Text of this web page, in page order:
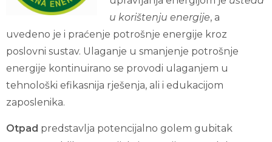
u korištenju energije, a
uvedeno je i praćenje potrošnje energije kroz
poslovni sustav. Ulaganje u smanjenje potrošnje
energije kontinuirano se provodi ulaganjem u
tehnološki efikasnija rješenja, ali i edukacijom
zaposlenika.
Otpad predstavlja potencijalno golem gubitak